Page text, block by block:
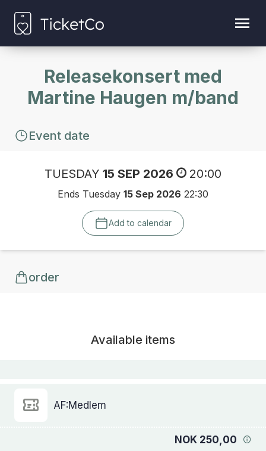
Releasekonsert med
Martine Haugen m/band
Event date
TUESDAY 15 SEP 2026 20:00
Ends Tuesday 15 Sep 2026 22:30
Add to calendar
order
Available items
AF:Medlem
NOK 250,00